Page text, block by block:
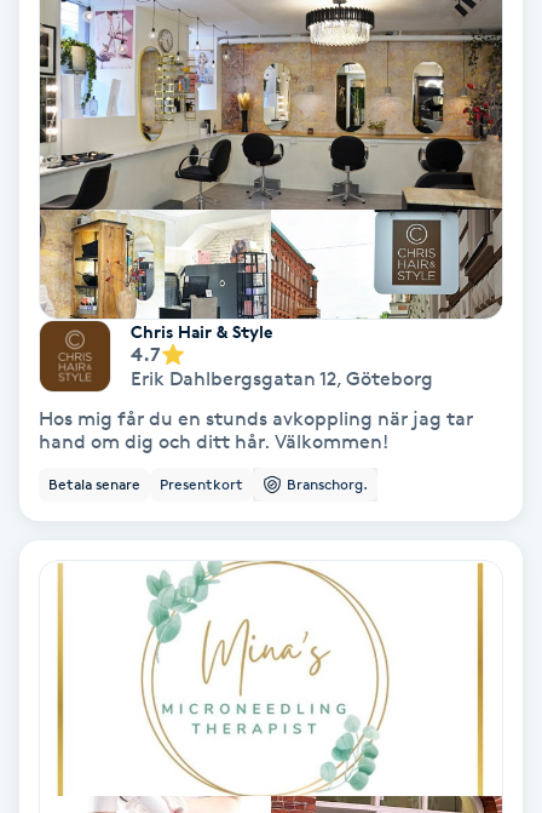
Pigmentfläckar
Plastikkirurgi
Powder brows
Power Yoga
PRP (Platelet Rich Plasma)
PRX-T33
Chris Hair & Style
4.7
Erik Dahlbergsgatan 12, Göteborg
Hos mig får du en stunds avkoppling när jag tar
hand om dig och ditt hår. Välkommen!
Betala senare Presentkort Branschorg.